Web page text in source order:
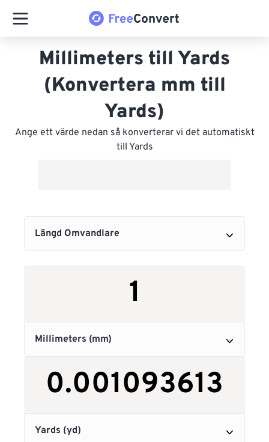
Millimeters till Yards
(Konvertera mm till
Yards)
Ange ett värde nedan så konverterar vi det automatiskt
till Yards